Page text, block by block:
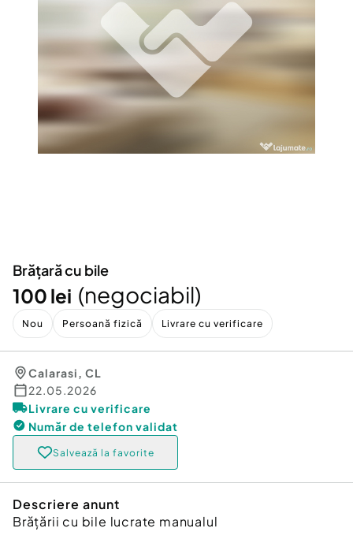
Animale de companie
Afaceri și echipamente profesionale
Inchiriere Bunuri si Vehicule
Utilaje agricole si industriale
Piese auto si accesorii
Dacia Duster
Brățară cu bile
100 lei (negociabil)
Nou Persoană fizică Livrare cu verificare
Calarasi, CL
22.05.2026
Livrare cu verificare
Număr de telefon validat
Salvează la favorite
Descriere anunt
Brățării cu bile lucrate manualul